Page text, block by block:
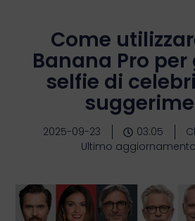
Come
Banana Pro
selfie di
2025-09-23 03:05
Ultimo aggiornamento